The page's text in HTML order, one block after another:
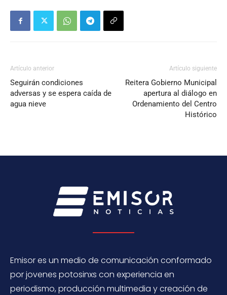
Artículo anterior
Seguirán condiciones
adversas y se espera caída de
agua nieve
Artículo siguiente
Reitera Gobierno Municipal
apertura al diálogo en
Ordenamiento del Centro
Histórico
Emisor es un medio de comunicación conformado
por jovenes potosinxs con experiencia en
periodismo, producción multimedia y creación de